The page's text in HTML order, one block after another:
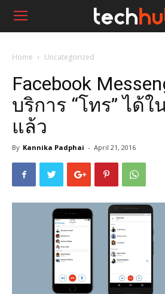
Home Uncategorized
Facebook
บริการ “โทร” ได้
แล้ว
By Kannika Padphai - April 21, 2016